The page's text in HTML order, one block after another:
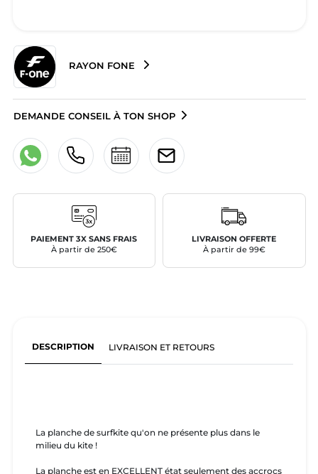
RAYON FONE
DEMANDE CONSEIL À TON SHOP
PAIEMENT 3X SANS FRAIS
À partir de 250€
LIVRAISON OFFERTE
À partir de 99€
DESCRIPTION LIVRAISON ET RETOURS
La planche de surfkite qu'on ne présente plus dans le
milieu du kite !
La planche est en EXCELLENT état seulement des accrocs